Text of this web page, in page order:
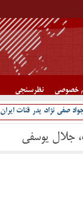
خصوصی نظرسنجی
صفی نژاد، پدر قنات ایران
جلال یوسفی